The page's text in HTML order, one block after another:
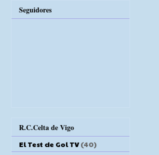
Seguidores
R.C.Celta de Vigo
El Test de Gol TV (40)